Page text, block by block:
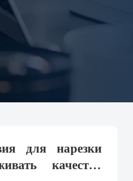
для нарезки
качество